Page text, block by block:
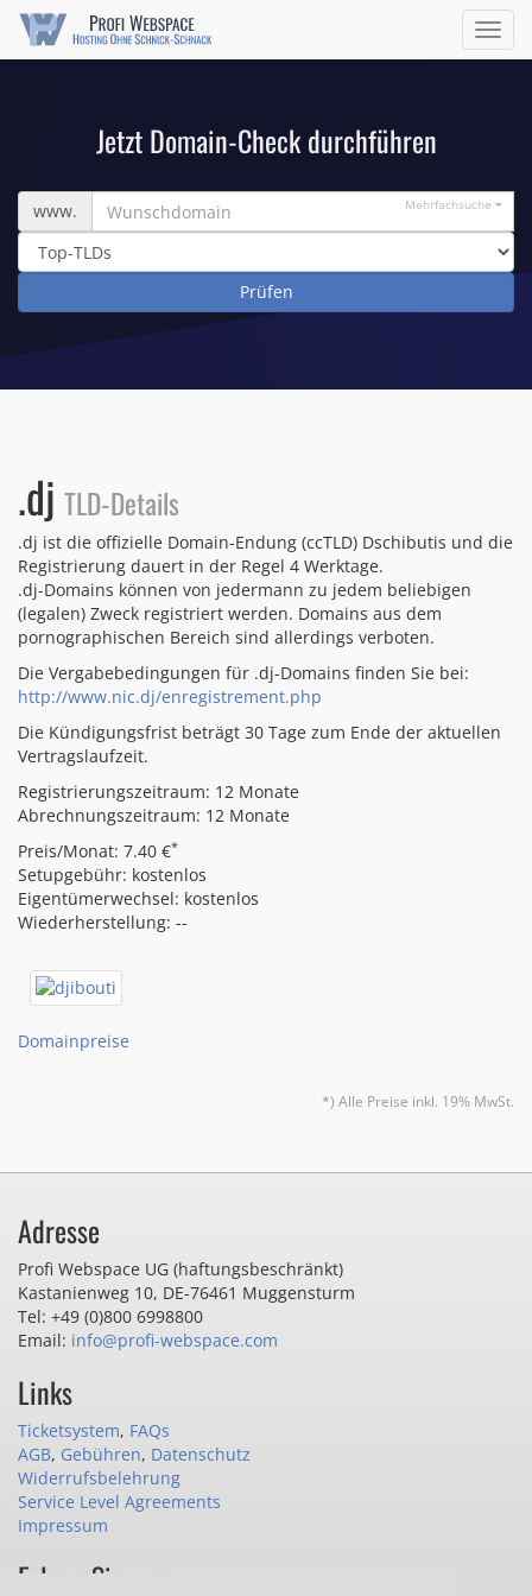
ein/
Jetzt Domain-Check durchführen
Wunschdomain
www. Mehrfachsuche
.dj TLD-Details
.dj ist die offizielle Domain-Endung (ccTLD) Dschibutis und die
Registrierung dauert in der Regel 4 Werktage.
.dj-Domains können von jedermann zu jedem beliebigen
(legalen) Zweck registriert werden. Domains aus dem
pornographischen Bereich sind allerdings verboten.
Die Vergabebedingungen für .dj-Domains finden Sie bei:
http://www.nic.dj/enregistrement.php
Die Kündigungsfrist beträgt 30 Tage zum Ende der aktuellen
Vertragslaufzeit.
Registrierungszeitraum: 12 Monate
Abrechnungszeitraum: 12 Monate
Preis/Monat: 7.40 €*
Setupgebühr: kostenlos
Eigentümerwechsel: kostenlos
Wiederherstellung: --
Domainpreise
*) Alle Preise inkl. 19% MwSt.
Adresse
Profi Webspace UG (haftungsbeschränkt)
Kastanienweg 10, DE-76461 Muggensturm
Tel: +49 (0)800 6998800
Email: info@profi-webspace.com
Links
Ticketsystem, FAQs
AGB, Gebühren, Datenschutz
Widerrufsbelehrung
Service Level Agreements
Impressum
Folgen Sie uns